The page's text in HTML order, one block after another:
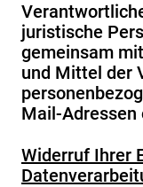
juristische
gemeinsam
und Mittel der
Mail-Adressen
Widerruf Ihrer